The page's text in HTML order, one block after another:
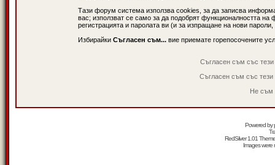
Тази форум система използва cookies, за да записва
вас; използват се само за да подобрят функционалността
регистрацията и паролата ви (и за изпращане на нови
Избирайки Съгласен съм... вие приемате горепосочените
Съгласен съм със
Съгласен съм със
Не съм
Powered by
RedSilver 1.01
Images were